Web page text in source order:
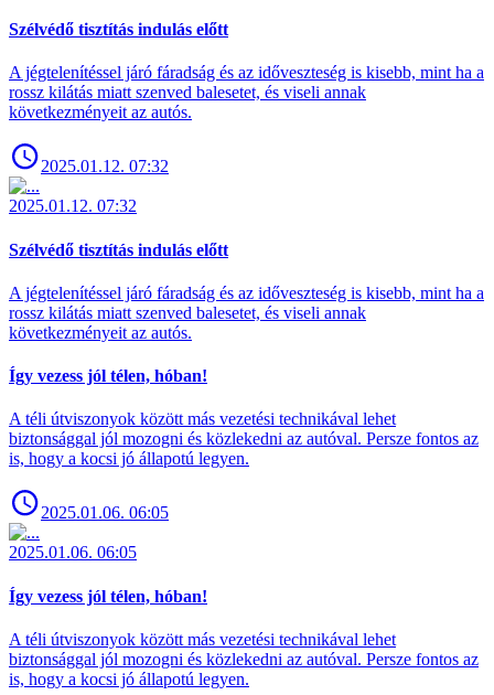
Szélvédő tisztítás indulás előtt
A jégtelenítéssel járó fáradság és az időveszteség is kisebb, mint ha a
rossz kilátás miatt szenved balesetet, és viseli annak
következményeit az autós.
2025.01.12. 07:32
2025.01.12. 07:32
Szélvédő tisztítás indulás előtt
A jégtelenítéssel járó fáradság és az időveszteség is kisebb, mint ha a
rossz kilátás miatt szenved balesetet, és viseli annak
következményeit az autós.
Így vezess jól télen, hóban!
A téli útviszonyok között más vezetési technikával lehet
biztonsággal jól mozogni és közlekedni az autóval. Persze fontos az
is, hogy a kocsi jó állapotú legyen.
2025.01.06. 06:05
2025.01.06. 06:05
Így vezess jól télen, hóban!
A téli útviszonyok között más vezetési technikával lehet
biztonsággal jól mozogni és közlekedni az autóval. Persze fontos az
is, hogy a kocsi jó állapotú legyen.